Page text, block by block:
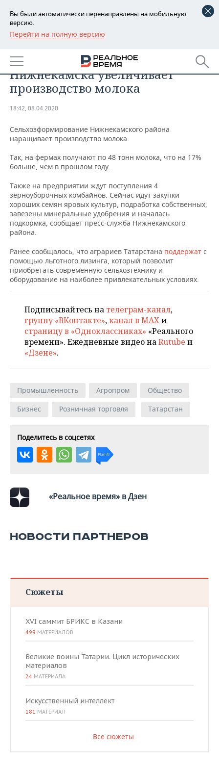
Вы были автоматически перенаправлены на мобильную
версию.
Перейти на полную версию
РЕГИОНЫ
БАШКОРТОСТАН
ТАТАРСТАН
НОВОСТИ
АНАЛИТИКА
ДЕКЛАРАЦИИ О ДОХОДАХ
ВУЗЫ ТАТАРСТАНА
КОМУ ПРИНАДЛЕЖАТ
ТОРГОВЫЕ ЦЕНТРЫ
ТАТАРСТАНА
НОВОСТИ ЭКОНОМИКИ
БАНКИ
БЮДЖЕТ
ИНВЕСТИЦИИ
ПРОМЫШЛЕННОСТЬ
ПРОМЫШЛЕННОСТИ
МАШИНОСТРОЕНИЕ
НЕФТЕХИМИЯ
ОПК
НОВОСТИ НЕДВИЖИМОСТИ
АВТО
НОВОСТИ АВТО
БИЗНЕС
НОВОСТИ БИЗНЕСА
РОЗНИЧНАЯ ТОРГОВЛЯ
ТРАНСПОРТ
УСЛУГИ
ТЕХНОЛОГИИ
НОВОСТИ ТЕХНОЛОГИЙ
IT
МЕДИА
ТЕЛЕКОММУНИКАЦИИ
МЕРОПРИЯТИЯ
НОВОСТИ МЕРОПРИЯТИЙ
ВЫЕЗДНАЯ РЕДАКЦИЯ
БИЗНЕС-БРАНЧИ
ONLINE-КОНФЕРЕНЦИИ
ОТКРЫТАЯ ЛЕКЦИЯ
СПОРТ
НОВОСТИ СПОРТА
ФУТБОЛ
ХОККЕЙ
БАСКЕТБОЛ
КИБЕРСПОРТ
ВОДНЫЕ ВИДЫ СПОРТА
ХОККЕЙ С МЯЧОМ
ОБЩЕСТВО
НОВОСТИ ОБЩЕСТВА
ВЛАСТЬ
ИНФРАСТРУКТУРА
КУЛЬТУРА
ОБРАЗОВАНИЕ
ПРОИСШЕСТВИЯ
ФОТОГАЛЕРЕЯ
СЮЖЕТЫ
СПРАВОЧНИК
СПИСОК КОМПАНИЙ
Сельхозпредприятие
Нижнекамска увеличивает
производство молока
18:42, 08.04.2020
Сельхозформирование Нижнекамского района
наращивает производство молока.
Так, на фермах получают по 48 тонн молока, что на 17%
больше, чем в прошлом году.
Также на предприятии ждут поступления 4
зерноуборочных комбайнов. Сейчас идут закупки
хороших семян яровых культур, подработка собственных,
завезены минеральные удобрения и началась
подкормка, сообщает пресс-служба Нижнекамского
района.
Ранее сообщалось, что аграриев Татарстана поддержат с
помощью льготного лизинга, который позволит
приобретать современную сельхозтехнику и
оборудование на наиболее привлекательных условиях.
Подписывайтесь на телеграм-канал,
группу «ВКонтакте»,канал в MAXи
страницу в «Одноклассниках» «Реального
времени». Ежедневные видео наRutube и
«Дзене».
Промышленность Агропром
Общество
Бизнес
Розничная торговля Татарстан
Поделитесь в соцсетях
«Реальное время» в Дзен
НОВОСТИ ПАРТНЕРОВ
Сюжеты
XVI саммит БРИКС в Казани
499 МАТЕРИАЛОВ
Великие воины Татарии. Цикл исторических
материалов
24 МАТЕРИАЛА
Искусственный интеллект
181 МАТЕРИАЛ
Все сюжеты